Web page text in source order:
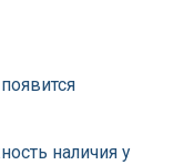
наличия у